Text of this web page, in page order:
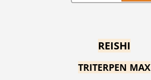
REISHI
TRITERPEN MAX